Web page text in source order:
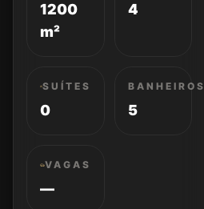
1200
m²
4
SUÍTES
0
BANHEIROS
5
VAGAS
—